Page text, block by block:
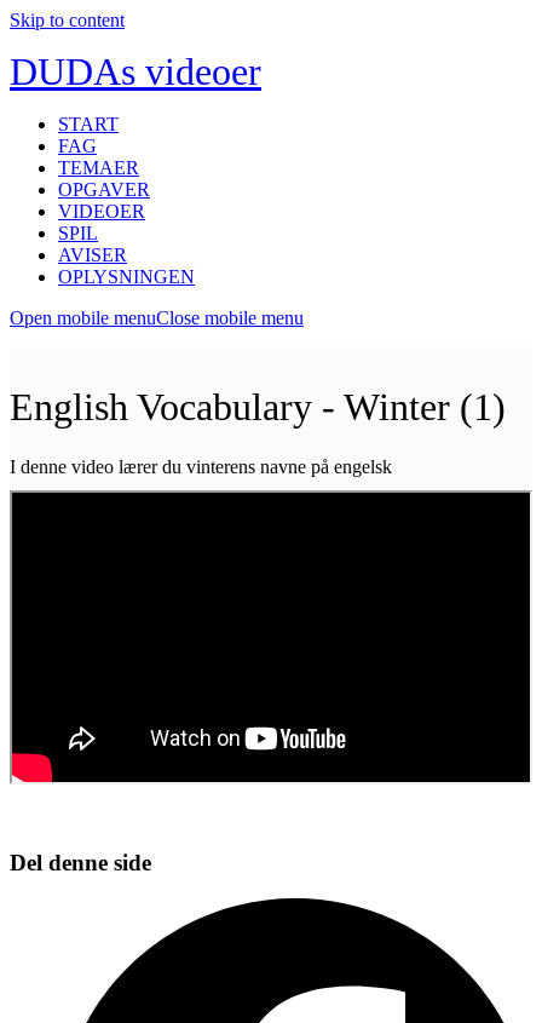
Skip to content
DUDAs videoer
START
FAG
TEMAER
OPGAVER
VIDEOER
SPIL
AVISER
OPLYSNINGEN
Open mobile menuClose mobile menu
English Vocabulary - Winter (1)
I denne video lærer du vinterens navne på engelsk
Del denne side